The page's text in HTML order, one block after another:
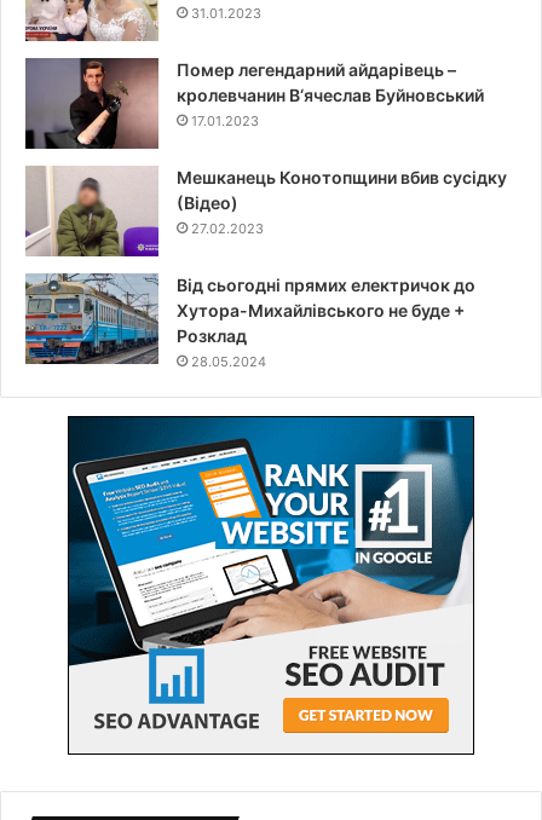
31.01.2023
Помер легендарний айдарівець –
кролевчанин В‘ячеслав Буйновський
17.01.2023
Мешканець Конотопщини вбив сусідку
(Відео)
27.02.2023
Від сьогодні прямих електричок до
Хутора-Михайлівського не буде +
Розклад
28.05.2024